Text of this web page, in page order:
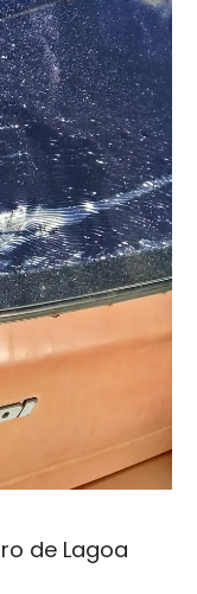
de Lagoa